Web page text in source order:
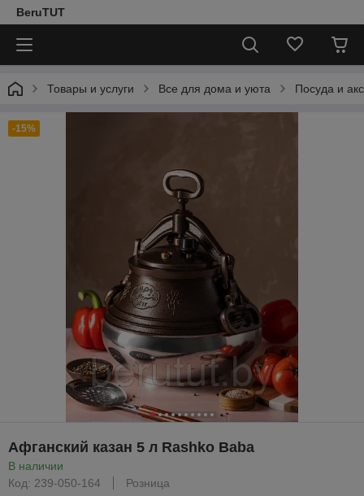
BeruTUT
Товары и услуги Все для дома и уюта Посуда и
-15%
Афганский казан 5 л Rashko Baba
В наличии
Код: 239-050-164
Розница